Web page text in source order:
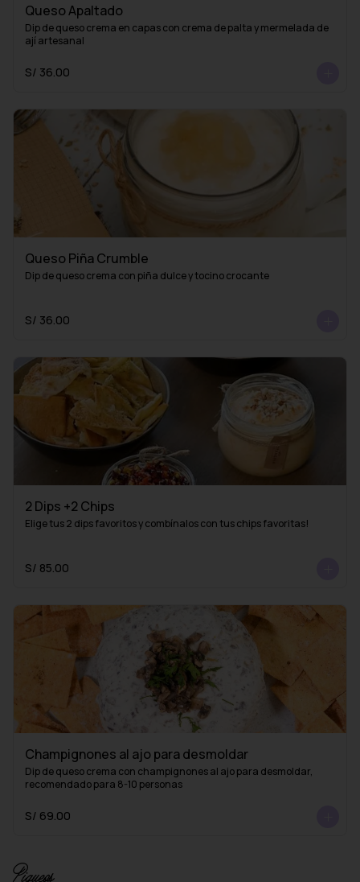
Queso Apaltado
Dip de queso crema en capas con crema de palta y mermelada de
ají artesanal
S/ 36.00
Queso Piña Crumble
Dip de queso crema con piña dulce y tocino crocante
S/ 36.00
2 Dips +2 Chips
Elige tus 2 dips favoritos y combínalos con tus chips favoritas!
S/ 85.00
Champignones al ajo para desmoldar
Dip de queso crema con champignones al ajo para desmoldar,
recomendado para 8-10 personas
S/ 69.00
Piqueos